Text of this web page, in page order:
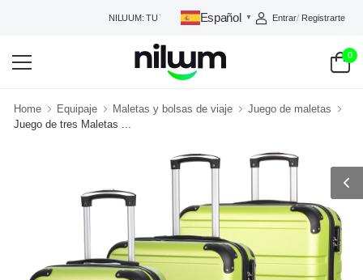
NILUUM: TU TIENDA DE CONFIANZA
Español ▼ Entrar/ Registrarte
0
Home Equipaje Maletas y bolsas de viaje
Juego de maletas
Juego de tres Maletas ...